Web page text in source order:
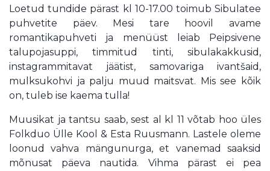
Loetud tundide pärast kl 10-17.00 toimub Sibulatee
puhvetite päev. Mesi tare hoovil avame
romantikapuhveti ja menüüst leiab Peipsivene
talupojasuppi, timmitud tinti, sibulakakkusid,
instagrammitavat jäätist, samovariga ivantšaid,
mulksukohvi ja palju muud maitsvat. Mis see kõik
on, tuleb ise kaema tulla!
Muusikat ja tantsu saab, sest al kl 11 võtab hoo üles
Folkduo Ülle Kool & Esta Ruusmann. Lastele oleme
loonud vahva mängunurga, et vanemad saaksid
mõnusat päeva nautida. Vihma pärast ei pea